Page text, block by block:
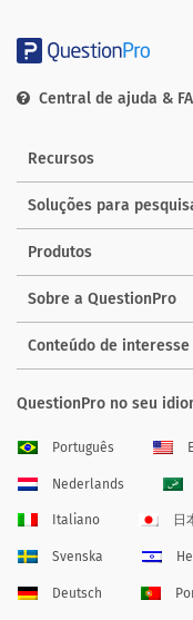
Central de ajuda &
Recursos
Soluções para
Produtos
Sobre a QuestionPro
Conteúdo de interesse
QuestionPro no seu
Português
Nederlands
Italiano 日
Svenska
Deutsch